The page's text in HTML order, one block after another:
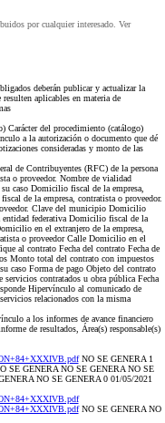
por cualquier interesado. Ver
deberán publicar y actualizar la
aplicables en materia de
Carácter del procedimiento (catálogo)
a la autorización o documento que dé
consideradas y monto de las
de Contribuyentes (RFC) de la persona
o proveedor. Nombre de vialidad
caso Domicilio fiscal de la empresa,
de la empresa, contratista o proveedor.
Clave del municipio Domicilio
federativa Domicilio fiscal de la
en el extranjero de la empresa,
o proveedor Calle Domicilio en el
al contrato Fecha del contrato Fecha de
Monto total del contrato con impuestos
caso Forma de pago Objeto del contrato
contratados u obra pública Fecha
Hipervínculo al comunicado de
relacionados con la misma
a los informes de avance financiero
de resultados, Área(s) responsable(s)
NO SE GENERA 1
SE GENERA NO SE GENERA NO SE
NO SE GENERA 0 01/05/2021
NO SE GENERA NO